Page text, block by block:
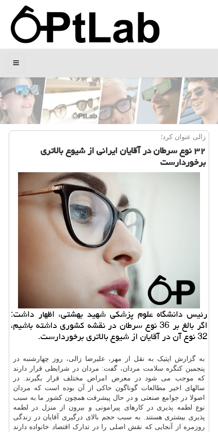
منو
زالی عنوان كرد؛
۳۲ نوع سرطان در آقایان ایرانی از شیوع بالاتری
برخوردارست
رئیس دانشگاه علوم پزشکی شهید بهشتی، اظهار داشت:
اگر بالغ بر 36 نوع سرطان در نقشه کشوری داشته باشیم،
32 نوع آن در آقایان از شیوع بالاتری برخوردارست.
به گزارش اپتیک به نقل از مهر، علیرضا زالی، روز چهارشنبه در
پنجمین کنگره سلامت مردان، گفت: مردان در شرایطی قرار دارند
که موجب می شود در معرض امراض مختلف قرار بگیرند. در
سالهای اخیر مطالعات گوناگون حاکی از آن بوده است که مردان
اصولا در جوامع صنعتی و در حال پیشرفت همچون کشور ما به سبب
نوع لطمه پذیری در کارهای پیرامونی و بیرون از منزل در لطمه
پذیری بیشتری هستند. به سبب حجم بالای درگیری آقایان در زندگی
روزمره از آنجایی که نقش اصلی را در تدارک اقتصاد خانواده دارند